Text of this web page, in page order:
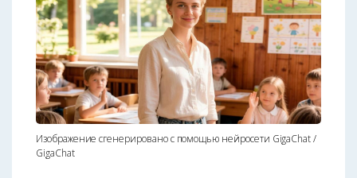
Изображение сгенерировано с помощью нейросети GigaChat /
GigaChat